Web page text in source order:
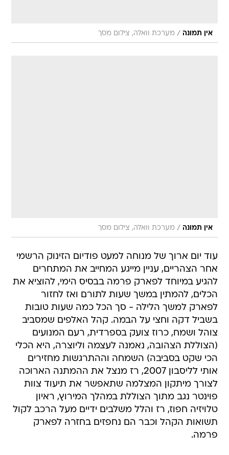
אין תמונה / מערכת וואלה, צילום מסך
אין תמונה / מערכת וואלה, צילום מסך
עוד יום ארוך של מנוחה למעט פודיום הזינוק הרשמי
אחר הצהריים, עניין מייגע המחייב את המתחרים
להגיע במיוחד לפארק פרמה בבסיס הימי, להוציא את
הכלים, להמתין במשך שעות לתורם ואז לחזור
לפארק למשך הלילה - סך הכל כמה שעות טובות
בשביל דקה וחצי על הבמה. קהל האלפים שמסביב
צוהל ושמח, כרוז צועק בספרדית, רעם המנועים
(הצוללת הצהובה, נאמנה לעצמה וליוצרה, היא הכלי
הכי שקט בסביבה) השמחה וההתרגשות מחזירים
אותי לליסבון 2007, רז מנצל את ההמתנה הארוכה
לצורך מיתקון המצלמה שתאפשר את תיעוד צוות
פוינטר נגב מתוך הצוללת במהלך המירוץ, ראיון
טלויזיה חפוז, רז והלל משלבים ידיים מעל הרכב לקול
תשואות הקהל וכבר הם נחפזים בחזרה לפארק
פרמה.